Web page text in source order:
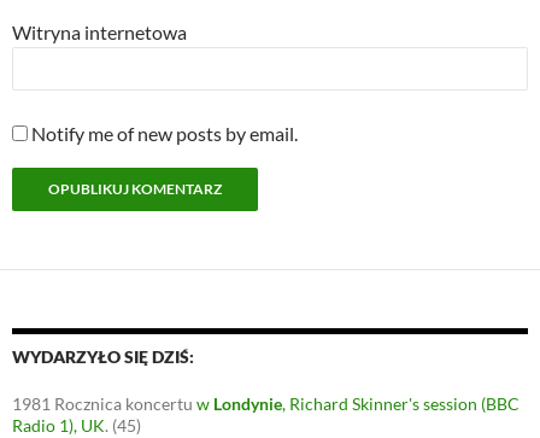
Witryna internetowa
Notify me of new posts by email.
WYDARZYŁO SIĘ DZIŚ:
1981 Rocznica koncertu w Londynie, Richard Skinner's session (BBC
Radio 1), UK. (45)